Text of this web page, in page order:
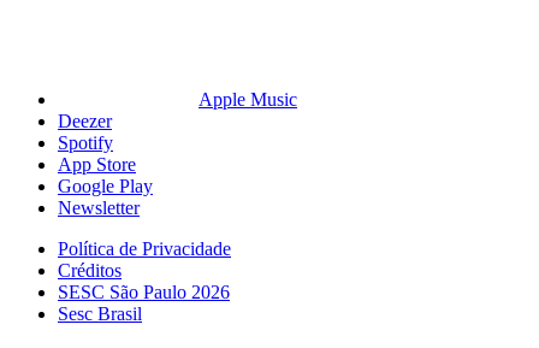
Apple Music
Deezer
Spotify
App Store
Google Play
Newsletter
Política de Privacidade
Créditos
SESC São Paulo 2026
Sesc Brasil